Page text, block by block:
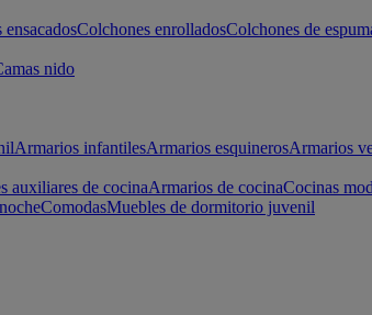
Colchones enrolladosColchones de
nido
Armarios infantilesArmarios esquinerosArmarios
auxiliares de cocinaArmarios de cocinaCocinas
ComodasMuebles de dormitorio juvenil